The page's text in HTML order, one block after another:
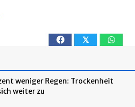
𝕏
weniger Regen: Trockenheit
weiter zu